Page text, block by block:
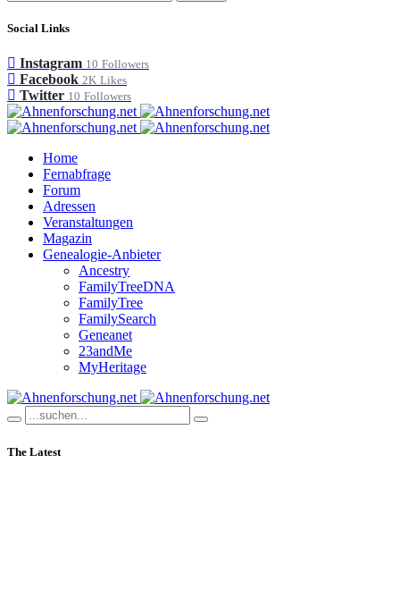
Social Links
Instagram 10 Followers
Facebook 2K Likes
Twitter 10 Followers
Home
Fernabfrage
Forum
Adressen
Veranstaltungen
Magazin
Genealogie-Anbieter
Ancestry
FamilyTreeDNA
FamilyTree
FamilySearch
Geneanet
23andMe
MyHeritage
The Latest